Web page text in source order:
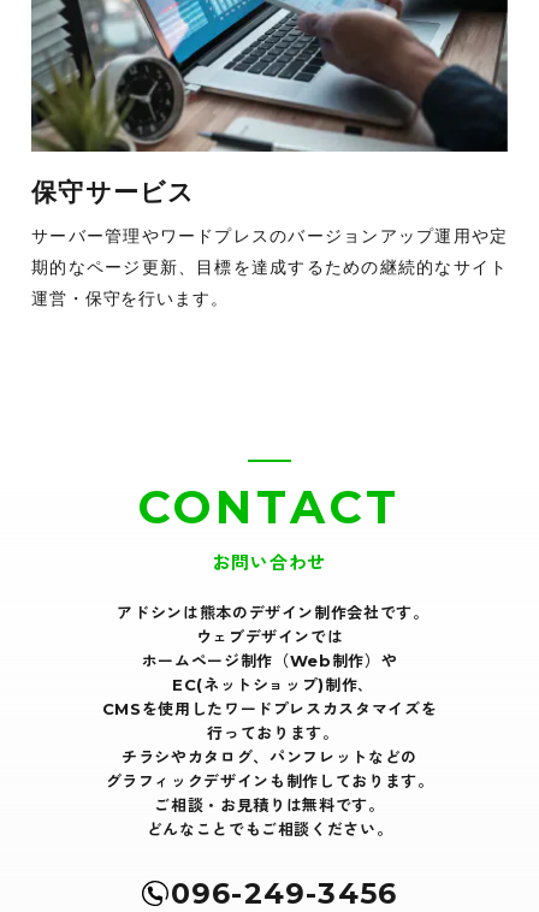
保守サービス
サーバー管理やワードプレスのバージョンアップ運用や定
期的なページ更新、目標を達成するための継続的なサイト
運営・保守を行います。
CONTACT
お問い合わせ
アドシンは熊本のデザイン制作会社です｡
ウェブデザインでは
ホームページ制作（Web制作）や
EC(ネットショップ)制作､
CMSを使用したワードプレスカスタマイズを
行っております｡
チラシやカタログ、パンフレットなどの
グラフィックデザインも制作しております。
ご相談・お見積りは無料です。
どんなことでもご相談ください。
096-249-3456